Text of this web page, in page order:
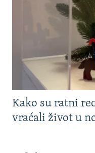
Kako su ratni
vraćali život u